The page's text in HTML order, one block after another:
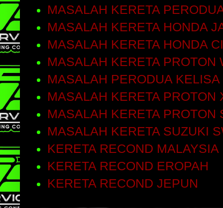
MASALAH KERETA
MASALAH KERETA HONDA
MASALAH KERETA HONDA
MASALAH KERETA PROTON
MASALAH PERODUA KELISA
MASALAH KERETA PROTON
MASALAH KERETA PROTON
MASALAH KERETA SUZUKI
KERETA RECOND MALAYSIA
KERETA RECOND EROPAH
KERETA RECOND JEPUN